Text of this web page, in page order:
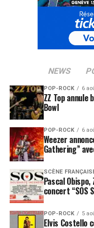
NEWS
POP-ROCK 6
ZZ Top
Bowl
POP-ROCK 6
Weezer
Gathering”
SCÈNE
Pascal
concert “SOS
POP-ROCK 5
Elvis Costello